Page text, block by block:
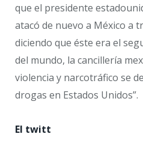
que el presidente
atacó de nuevo a México a
diciendo que éste era el
del mundo, la cancillería
violencia y narcotráfico se
drogas en Estados Unidos”.
El twitt